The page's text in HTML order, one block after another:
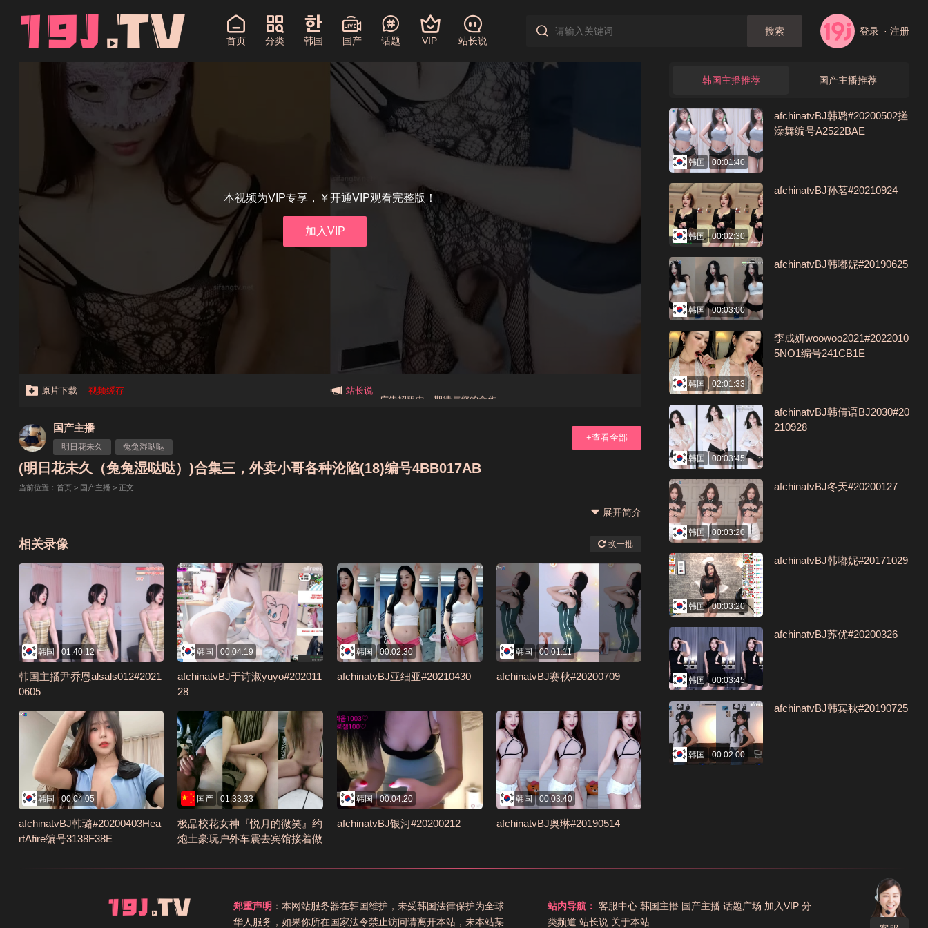
首页 分类 韩国 国产 话题 VIP 站长说
搜索 登录 · 注册
本视频为VIP专享，￥开通VIP观看完整版！
加入VIP
原片下载 视频缓存 站长说
本站大事件(19j网站发展历程)
新手报道,扫盲科普帖
国产主播
明日花未久 兔兔湿哒哒
+查看全部
(明日花未久（兔兔湿哒哒）)合集三，外卖小哥各种沦陷(18)编号4BB017AB
当前位置： 首页 > 国产主播 > 正文
展开简介
相关录像 换一批
韩国 01:40:12
韩国主播尹乔恩alsals012#2021
0605
韩国 00:04:19
afchinatvBJ于诗淑yuyo#202011
28
韩国 00:02:30
afchinatvBJ亚细亚#20210430
韩国 00:01:11
afchinatvBJ赛秋#20200709
韩国 00:04:05
afchinatvBJ韩璐#20200403Hea
rtAfire编号3138F38E
国产 01:33:33
极品校花女神『悦月的微笑』约
炮土豪玩户外车震去宾馆接着做
清完整版编号199128EA
韩国 00:04:20
afchinatvBJ银河#20200212
韩国 00:03:40
afchinatvBJ奥琳#20190514
韩国主播推荐 国产主播推荐
韩国 00:01:40
afchinatvBJ韩璐#20200502搓
澡舞编号A2522BAE
韩国 00:02:30
afchinatvBJ孙茗#20210924
韩国 00:03:00
afchinatvBJ韩嘟妮#20190625
韩国 02:01:33
李成妍woowoo2021#2022010
5NO1编号241CB1E
韩国 00:03:45
afchinatvBJ韩倩语BJ2030#20
210928
韩国 00:03:20
afchinatvBJ冬天#20200127
韩国 00:03:20
afchinatvBJ韩嘟妮#20171029
韩国 00:03:45
afchinatvBJ苏优#20200326
韩国 00:02:00
afchinatvBJ韩宾秋#20190725
郑重声明 ：本网站服务器在韩国维护，未受韩国法律保护为全球
华人服务，如果你所在国家法令禁止访问请离开本站，未本站某
站内导航： 客服中心 韩国主播 国产主播 话题广场 加入VIP 分
类频道 站长说 关于本站